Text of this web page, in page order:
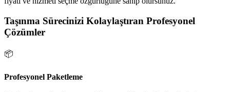
Taşınma Sürecinizi Kolaylaştıran Profesyonel
Çözümler
📦
Profesyonel Paketleme